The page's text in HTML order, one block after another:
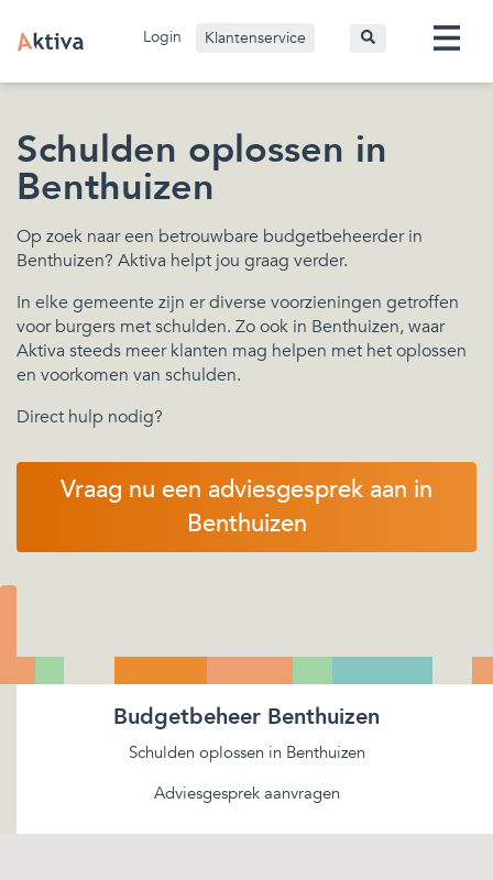
Login Klantenservice
Schulden oplossen in
Benthuizen
Op zoek naar een betrouwbare budgetbeheerder in
Benthuizen? Aktiva helpt jou graag verder.
In elke gemeente zijn er diverse voorzieningen getroffen
voor burgers met schulden. Zo ook in Benthuizen, waar
Aktiva steeds meer klanten mag helpen met het oplossen
en voorkomen van schulden.
Direct hulp nodig?
Vraag nu een adviesgesprek aan in
Benthuizen
Budgetbeheer Benthuizen
Schulden oplossen in Benthuizen
Adviesgesprek aanvragen